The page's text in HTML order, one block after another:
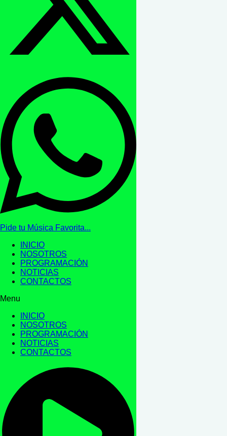
Pide tu Música Favorita...
INICIO
NOSOTROS
PROGRAMACIÓN
NOTICIAS
CONTACTOS
Menu
INICIO
NOSOTROS
PROGRAMACIÓN
NOTICIAS
CONTACTOS